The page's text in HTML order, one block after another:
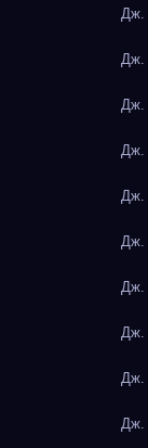
Дж.
Дж.
Дж.
Дж.
Дж.
Дж.
Дж.
Дж.
Дж.
Дж.